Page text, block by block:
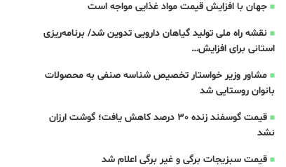
جهان با افزایش قیمت مواد غذایی مواجه است
نقشه راه ملی تولید گیاهان دارویی تدوین شد/ برنامه‌ریزی
استانی برای افزایش…
مشاور وزیر خواستار تخصیص شناسه صنفی به محصولات
بانوان روستایی شد
قیمت گوسفند زنده 30 درصد کاهش یافت؛ گوشت ارزان
نشد
قیمت سبزیجات برگی و غیر برگی اعلام شد